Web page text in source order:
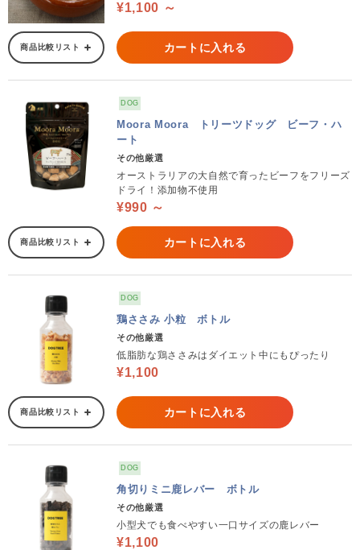
¥1,100 ～
商品比較リスト カートに入れる
DOG
Moora Moora トリーツドッグ ビーフ・ハ
ート
その他厳選
オーストラリアの大自然で育ったビーフをフリーズ
ドライ！添加物不使用
¥990 ～
商品比較リスト カートに入れる
DOG
鶏ささみ 小粒 ボトル
その他厳選
低脂肪な鶏ささみはダイエット中にもぴったり
¥1,100
商品比較リスト カートに入れる
DOG
角切りミニ鹿レバー ボトル
その他厳選
小型犬でも食べやすい一口サイズの鹿レバー
¥1,100